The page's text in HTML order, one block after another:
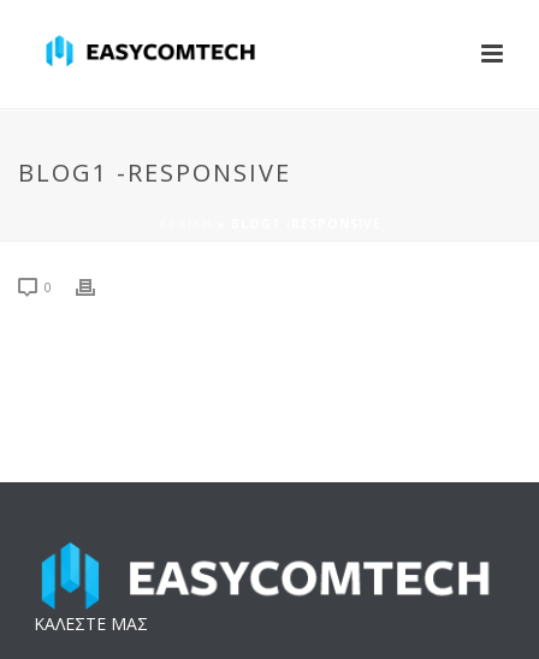
BLOG1 -RESPONSIVE
0
ΚΑΛΕΣΤΕ ΜΑΣ